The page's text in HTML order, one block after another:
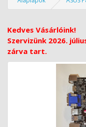
Kedves Vásárlóink!
Szervizünk 2026.
zárva tart.